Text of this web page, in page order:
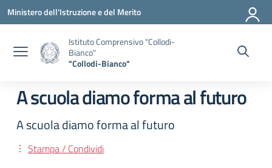
Vai ai contenuti
Vai al menu di navigazione
Vai al footer
Ministero dell'Istruzione e del Merito
Istituto Comprensivo "Collodi-
Bianco"
"Collodi-Bianco"
A scuola diamo forma al futuro
A scuola diamo forma al futuro
Stampa / Condividi